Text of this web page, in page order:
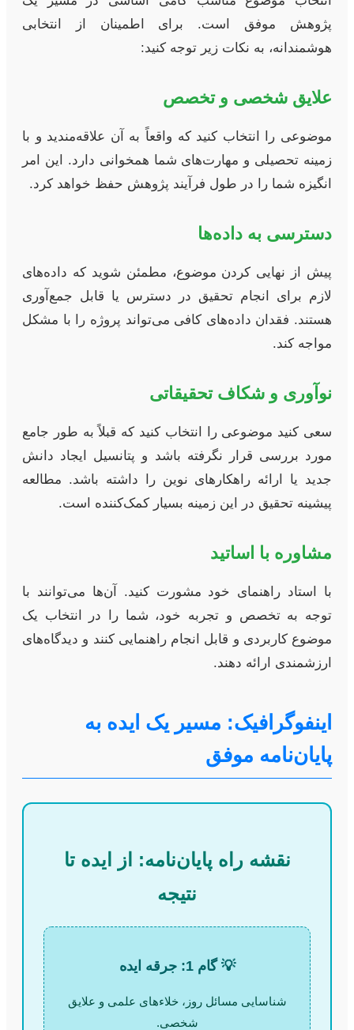
پژوهش موفق است. برای اطمینان از انتخابی
هوشمندانه، به نکات زیر توجه کنید:
علایق شخصی و تخصص
موضوعی را انتخاب کنید که واقعاً به آن علاقه‌مندید و با
زمینه تحصیلی و مهارت‌های شما همخوانی دارد. این امر
انگیزه شما را در طول فرآیند پژوهش حفظ خواهد کرد.
دسترسی به داده‌ها
پیش از نهایی کردن موضوع، مطمئن شوید که داده‌های
لازم برای انجام تحقیق در دسترس یا قابل جمع‌آوری
هستند. فقدان داده‌های کافی می‌تواند پروژه را با مشکل
مواجه کند.
نوآوری و شکاف تحقیقاتی
سعی کنید موضوعی را انتخاب کنید که قبلاً به طور جامع
مورد بررسی قرار نگرفته باشد و پتانسیل ایجاد دانش
جدید یا ارائه راهکارهای نوین را داشته باشد. مطالعه
پیشینه تحقیق در این زمینه بسیار کمک‌کننده است.
مشاوره با اساتید
با استاد راهنمای خود مشورت کنید. آن‌ها می‌توانند با
توجه به تخصص و تجربه خود، شما را در انتخاب یک
موضوع کاربردی و قابل انجام راهنمایی کنند و دیدگاه‌های
ارزشمندی ارائه دهند.
اینفوگرافیک: مسیر یک ایده به
پایان‌نامه موفق
نقشه راه پایان‌نامه: از ایده تا
نتیجه
💡 گام 1: جرقه ایده
شناسایی مسائل روز، خلاءهای علمی و علایق
شخصی.